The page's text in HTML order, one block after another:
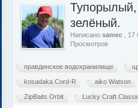
Тупорылый,
зелёный.
Написаноsamec
,
Просмотров
правдинское водохранилище
kosadaka Cord-R aiko Watson
ZipBaits Orbit Lucky Craft